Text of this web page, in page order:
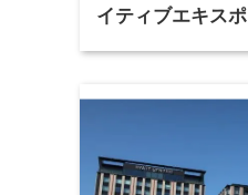
イティブエキス